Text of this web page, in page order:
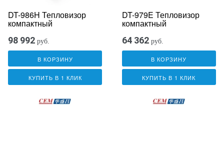
DT-986H Тепловизор
компактный
98 992 руб.
В КОРЗИНУ
КУПИТЬ В 1 КЛИК
DT-979E Тепловизор
компактный
64 362 руб.
В КОРЗИНУ
КУПИТЬ В 1 КЛИК